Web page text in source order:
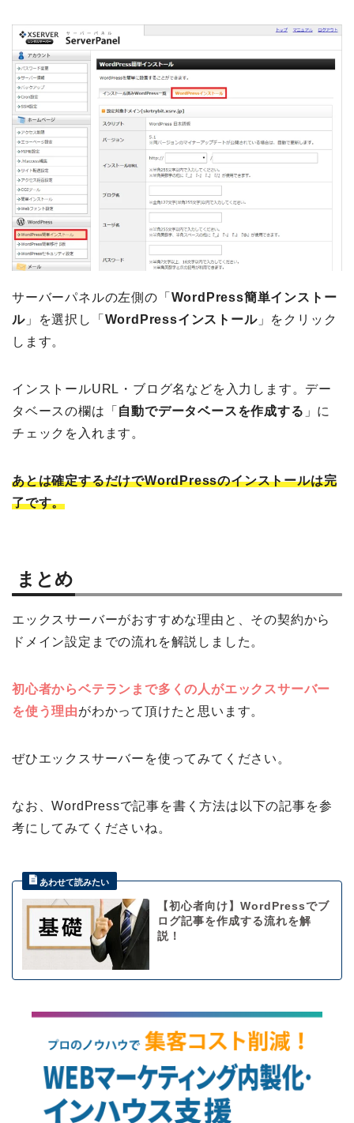
サーバーパネルの左側の「 WordPress簡単インストー
ル」を選択し「 WordPressインストール」をクリック
します。
インストールURL・ブログ名などを入力します。デー
タベースの欄は「 自動でデータベースを作成する 」に
チェックを入れます。
あとは確定するだけでWordPressのインストールは完
了です。
まとめ
エックスサーバーがおすすめな理由と、その契約から
ドメイン設定までの流れを解説しました。
初心者からベテランまで多くの人がエックスサーバー
を使う理由がわかって頂けたと思います。
ぜひエックスサーバーを使ってみてください。
なお、WordPressで記事を書く方法は以下の記事を参
考にしてみてくださいね。
【初心者向け】WordPressでブ
ログ記事を作成する流れを解
説！